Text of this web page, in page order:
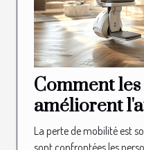
Comment
améliorent
seniors
La perte de mobilité est